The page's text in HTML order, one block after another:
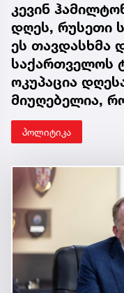
კევინ
დღეს, რუსეთი
ეს თავდასხმა
საქართველოს
ოკუპაცია
მიუღებელია,
პოლიტიკა